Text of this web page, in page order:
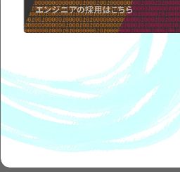
エンジニアの採用はこちら